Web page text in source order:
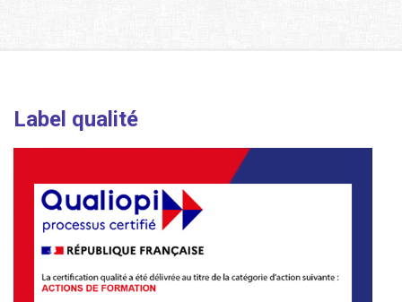
Label qualité